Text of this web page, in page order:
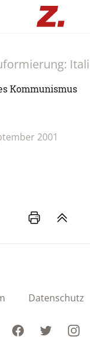
Kommunismus
2001
Datenschutz
FacebookTwitter